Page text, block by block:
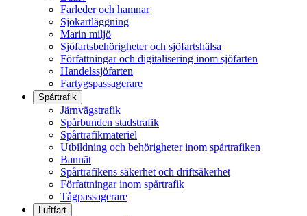
Farleder och hamnar
Sjökartläggning
Marin miljö
Sjöfartsbehörigheter och sjöfartshälsa
Författningar och digitalisering inom sjöfarten
Handelssjöfarten
Fartygspassagerare
Spårtrafik
Järnvägstrafik
Spårbunden stadstrafik
Spårtrafikmateriel
Utbildning och behörigheter inom spårtrafiken
Bannät
Spårtrafikens säkerhet och driftsäkerhet
Författningar inom spårtrafik
Tågpassagerare
Luftfart